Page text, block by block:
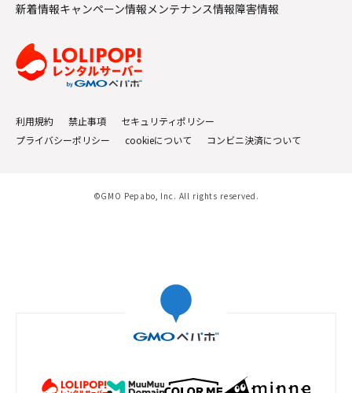
新着情報キャンペーン情報メンテナンス情報障害情報
利用規約 禁止事項
セキュリティポリシー
プライバシーポリシー
cookieについて コンビニ決済について
©GMO Pepabo, Inc. All rights reserved.